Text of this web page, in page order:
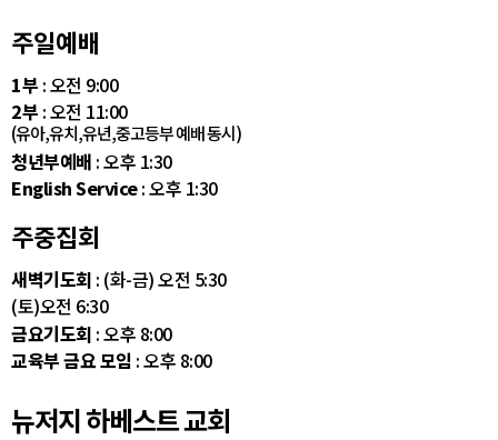
주일예배
1부 : 오전 9:00
2부 : 오전 11:00
(유아,유치,유년,중고등부 예배 동시)
청년부예배 : 오후 1:30
English Service: 오후 1:30
주중집회
새벽기도회 : (화-금) 오전 5:30
(토)오전 6:30
금요기도회 : 오후 8:00
교육부 금요 모임 : 오후 8:00
뉴저지 하베스트 교회